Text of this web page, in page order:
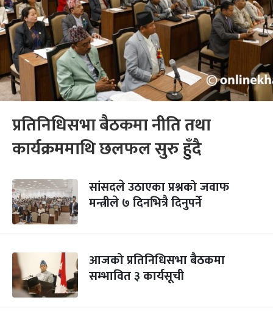
प्रतिनिधिसभा बैठकमा नीति तथा
कार्यक्रममाथि छलफल सुरु हुँदै
सांसदले उठाएका प्रश्नको जवाफ
मन्त्रीले ७ दिनभित्रै दिनुपर्ने
आजको प्रतिनिधिसभा बैठकमा
सम्भावित ३ कार्यसूची